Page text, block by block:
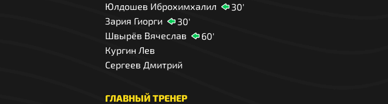
Юлдошев Иброхимхалил
30'
Зария Гиорги
30'
Швырёв Вячеслав
60'
Кургин Лев
Сергеев Дмитрий
ГЛАВНЫЙ ТРЕНЕР